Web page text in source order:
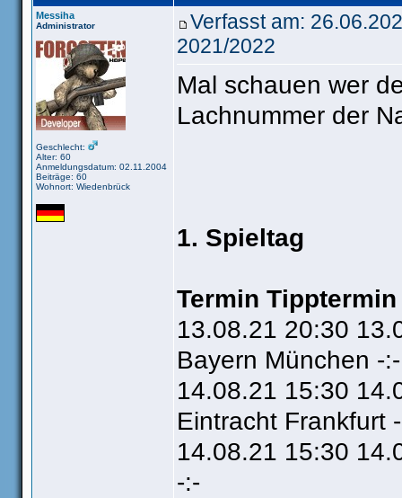
Messiha
Administrator
Geschlecht:
Alter: 60
Anmeldungsdatum: 02.11.2004
Beiträge: 60
Wohnort: Wiedenbrück
Verfasst am:
2021/2022
Mal schauen wer
Lachnummer der
1. Spieltag
Termin
13.08.21 20:30
Bayern München -:-
14.08.21 15:30
Eintracht Frankfurt
14.08.21 15:30
-:-